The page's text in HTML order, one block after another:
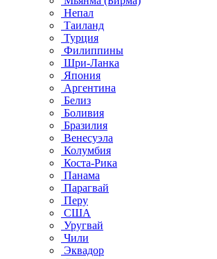
Непал
Таиланд
Турция
Филиппины
Шри-Ланка
Япония
Аргентина
Белиз
Боливия
Бразилия
Венесуэла
Колумбия
Коста-Рика
Панама
Парагвай
Перу
США
Уругвай
Чили
Эквадор